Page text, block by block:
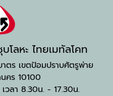
โลหะ ไทยเมทัลโคท
ตร เขตป้อมปราบศัตรูพ่าย
คร 10100
วลา 8.30น. - 17.30น.